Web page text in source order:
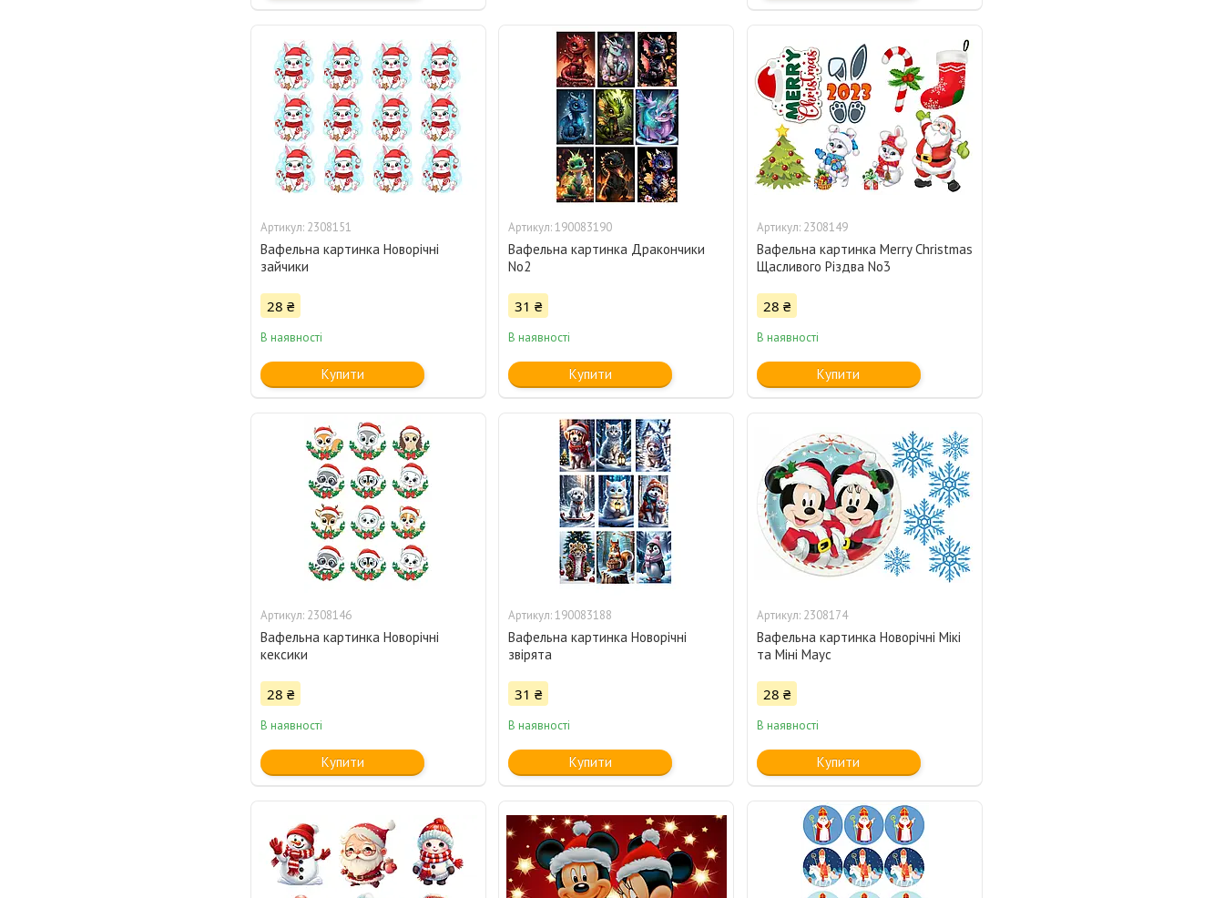
2308151
Вафельна картинка Новорічні
зайчики
28 ₴
В наявності
Купити
190083190
Вафельна картинка Дракончики
No2
31 ₴
В наявності
Купити
2308149
Вафельна картинка Merry Christmas
Щасливого Різдва No3
28 ₴
В наявності
Купити
2308146
Вафельна картинка Новорічні
кексики
28 ₴
В наявності
Купити
190083188
Вафельна картинка Новорічні
звірята
31 ₴
В наявності
Купити
2308174
Вафельна картинка Новорічні Мікі
та Міні Маус
28 ₴
В наявності
Купити